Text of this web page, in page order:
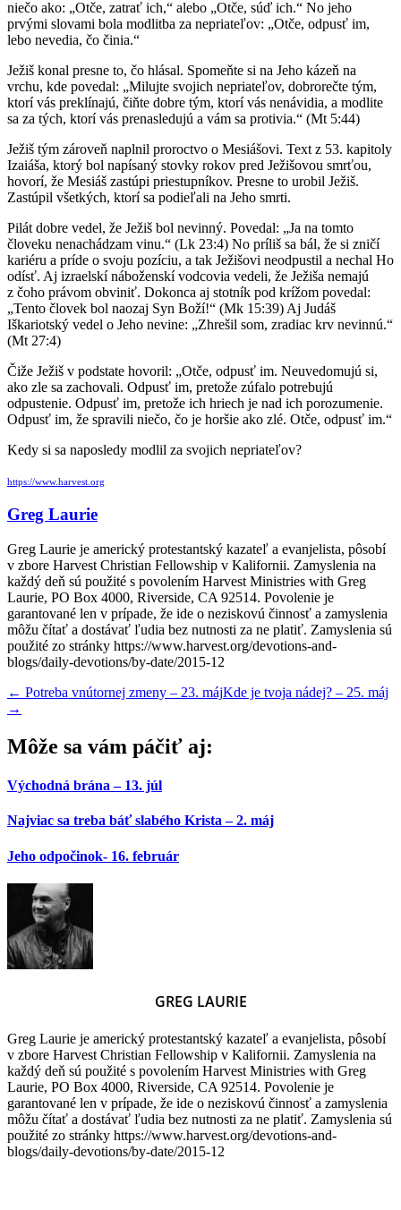
niečo ako: „Otče, zatrať ich,“ alebo „Otče, súď ich.“ No jeho
prvými slovami bola modlitba za nepriateľov: „Otče, odpusť im,
lebo nevedia, čo činia.“
Ježiš konal presne to, čo hlásal. Spomeňte si na Jeho kázeň na
vrchu, kde povedal: „Milujte svojich nepriateľov, dobrorečte tým,
ktorí vás preklínajú, čiňte dobre tým, ktorí vás nenávidia, a modlite
sa za tých, ktorí vás prenasledujú a vám sa protivia.“ (Mt 5:44)
Ježiš tým zároveň naplnil proroctvo o Mesiášovi. Text z 53. kapitoly
Izaiáša, ktorý bol napísaný stovky rokov pred Ježišovou smrťou,
hovorí, že Mesiáš zastúpi priestupníkov. Presne to urobil Ježiš.
Zastúpil všetkých, ktorí sa podieľali na Jeho smrti.
Pilát dobre vedel, že Ježiš bol nevinný. Povedal: „Ja na tomto
človeku nenachádzam vinu.“ (Lk 23:4) No príliš sa bál, že si zničí
kariéru a príde o svoju pozíciu, a tak Ježišovi neodpustil a nechal Ho
odísť. Aj izraelskí náboženskí vodcovia vedeli, že Ježiša nemajú
z čoho právom obviniť. Dokonca aj stotník pod krížom povedal:
„Tento človek bol naozaj Syn Boží!“ (Mk 15:39) Aj Judáš
Iškariotský vedel o Jeho nevine: „Zhrešil som, zradiac krv nevinnú.“
(Mt 27:4)
Čiže Ježiš v podstate hovoril: „Otče, odpusť im. Neuvedomujú si,
ako zle sa zachovali. Odpusť im, pretože zúfalo potrebujú
odpustenie. Odpusť im, pretože ich hriech je nad ich porozumenie.
Odpusť im, že spravili niečo, čo je horšie ako zlé. Otče, odpusť im.“
Kedy si sa naposledy modlil za svojich nepriateľov?
https://www.harvest.org
Greg Laurie
Greg Laurie je americký protestantský kazateľ a evanjelista, pôsobí
v zbore Harvest Christian Fellowship v Kalifornii. Zamyslenia na
každý deň sú použité s povolením Harvest Ministries with Greg
Laurie, PO Box 4000, Riverside, CA 92514. Povolenie je
garantované len v prípade, že ide o neziskovú činnosť a zamyslenia
môžu čítať a dostávať ľudia bez nutnosti za ne platiť. Zamyslenia sú
použité zo stránky https://www.harvest.org/devotions-and-
blogs/daily-devotions/by-date/2015-12
← Potreba vnútornej zmeny – 23. májKde je tvoja nádej? – 25. máj
→
Môže sa vám páčiť aj:
Východná brána – 13. júl
Najviac sa treba báť slabého Krista – 2. máj
Jeho odpočinok- 16. február
GREG LAURIE
Greg Laurie je americký protestantský kazateľ a evanjelista, pôsobí
v zbore Harvest Christian Fellowship v Kalifornii. Zamyslenia na
každý deň sú použité s povolením Harvest Ministries with Greg
Laurie, PO Box 4000, Riverside, CA 92514. Povolenie je
garantované len v prípade, že ide o neziskovú činnosť a zamyslenia
môžu čítať a dostávať ľudia bez nutnosti za ne platiť. Zamyslenia sú
použité zo stránky https://www.harvest.org/devotions-and-
blogs/daily-devotions/by-date/2015-12